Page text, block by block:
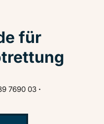
für
7690 03 ·